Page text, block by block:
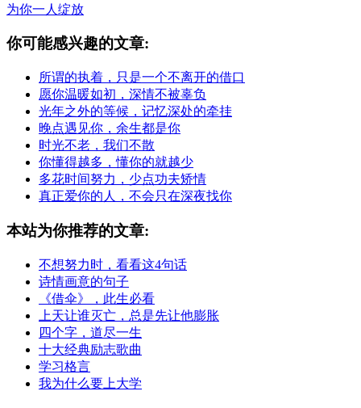
为你一人绽放
你可能感兴趣的文章:
所谓的执着，只是一个不离开的借口
愿你温暖如初，深情不被辜负
光年之外的等候，记忆深处的牵挂
晚点遇见你，余生都是你
时光不老，我们不散
你懂得越多，懂你的就越少
多花时间努力，少点功夫矫情
真正爱你的人，不会只在深夜找你
本站为你推荐的文章:
不想努力时，看看这4句话
诗情画意的句子
《借伞》，此生必看
上天让谁灭亡，总是先让他膨胀
四个字，道尽一生
十大经典励志歌曲
学习格言
我为什么要上大学